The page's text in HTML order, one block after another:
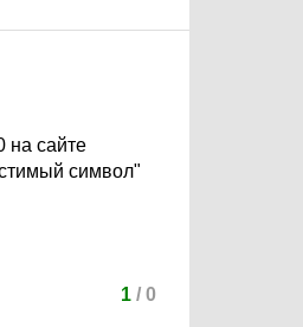
на сайте
символ"
1/ 0